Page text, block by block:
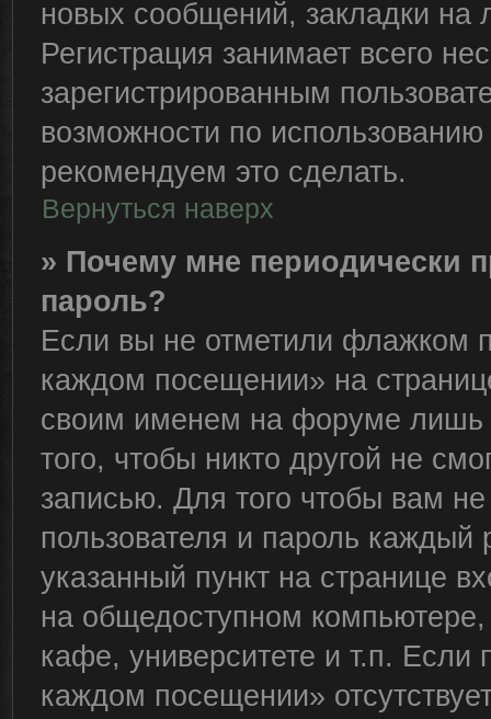
новых сообщений, закладки
Регистрация занимает всего
зарегистрированным
возможности по
рекомендуем это сделать.
Вернуться наверх
» Почему мне периодически
пароль?
Если вы не отметили флажком
каждом посещении» на
своим именем на форуме лишь
того, чтобы никто другой не
записью. Для того чтобы вам
пользователя и пароль
указанный пункт на странице
на общедоступном
кафе, университете и т.п. Если
каждом посещении»